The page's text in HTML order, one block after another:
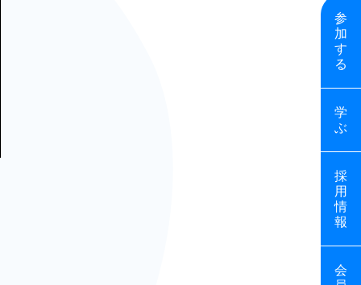
参
加
す
る
学
ぶ
採
用
情
報
会